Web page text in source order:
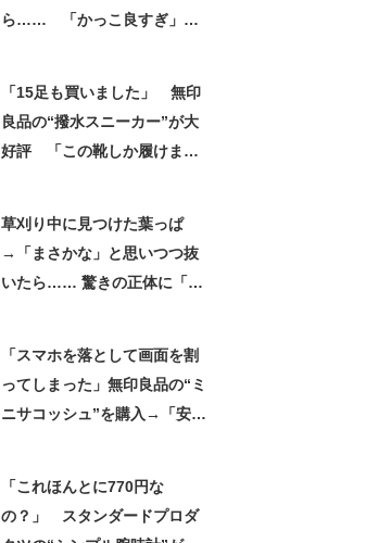
ら…… 「かっこ良すぎ」ま
「15足も買いました」 無印
良品の“撥水スニーカー”が大
好評 「この靴しか履けませ
草刈り中に見つけた葉っぱ
→「まさかな」と思いつつ抜
いたら…… 驚きの正体に「お
「スマホを落として画面を割
ってしまった」無印良品の“ミ
ニサコッシュ”を購入→「安心
「これほんとに770円な
の？」 スタンダードプロダ